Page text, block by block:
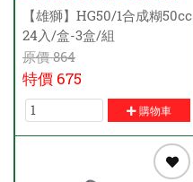
$215元
【雄獅】HG50/1合成糊50cc
24入/盒-3盒/組
原價864
特價 675
購物車